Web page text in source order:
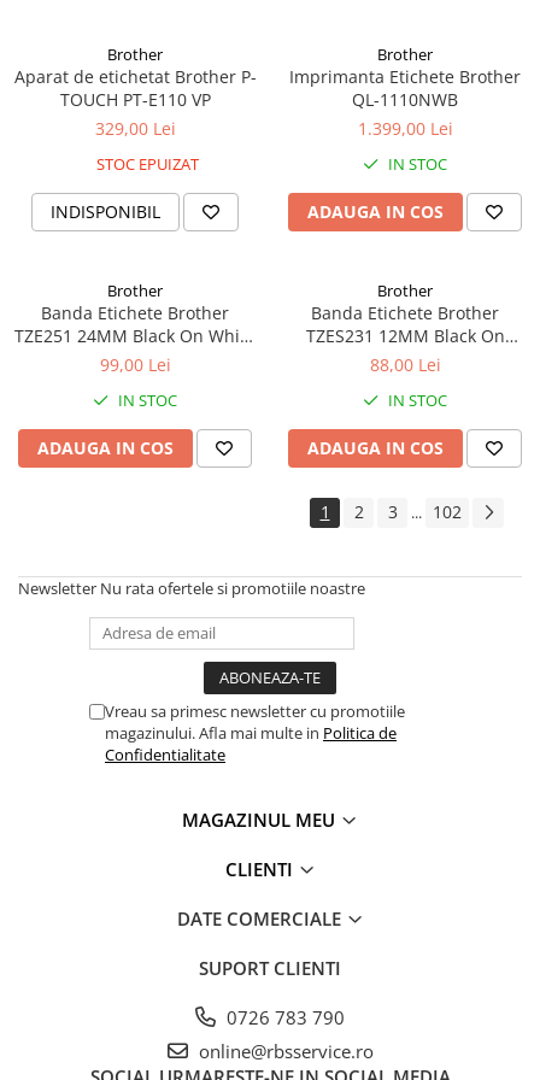
Clipboard-uri
Accesorii pentru Arhivare
Caiete Mecanice
Articole Ambalare
Elastice bani
Ecusoane
Magneți
Sfoară
Rechizite Școlare
Ghiozdane / Genți
Penare
Coperți Caiete / Cărți
Cretă/Burete/Table Școlare
Plastilină
Articole Creative și Craft
Instrumente Geometrie
Distrugătoare Documente
Aparate de Îndosariat și Accesorii
Calculatoare de Birou
Brother
Aparat de etichetat Brother P-
TOUCH PT-E110 VP
329,00 Lei
STOC EPUIZAT
INDISPONIBIL
Brother
Imprimanta Etichete Brother
QL-1110NWB
1.399,00 Lei
IN STOC
ADAUGA IN COS
Brother
Banda Etichete Brother
TZE251 24MM Black On White
Oem
99,00 Lei
IN STOC
ADAUGA IN COS
Brother
Banda Etichete Brother
TZES231 12MM Black On
White Oem
88,00 Lei
IN STOC
ADAUGA IN COS
1 2 3 ... 102
Newsletter Nu rata ofertele si promotiile noastre
Vreau sa primesc newsletter cu promotiile
magazinului. Afla mai multe in Politica de
Confidentialitate
MAGAZINUL MEU
CLIENTI
DATE COMERCIALE
SUPORT CLIENTI
0726 783 790
online@rbsservice.ro